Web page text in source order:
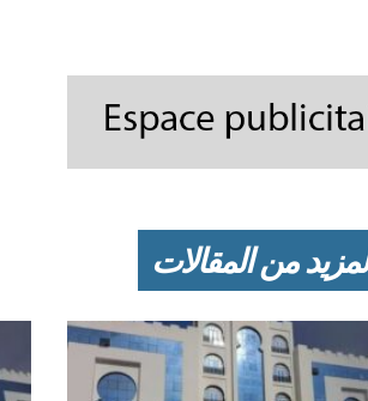
من المقالات